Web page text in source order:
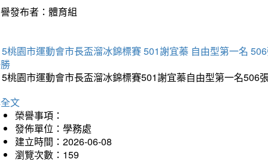
發布者：體育組
桃園市運動會市長盃溜冰錦標賽 501謝宜蓁 自由型第一名
桃園市運動會市長盃溜冰錦標賽501謝宜蓁自由型第一名
文
榮譽事項：
發佈單位：學務處
建立時間：2026-06-08
瀏覽次數：159